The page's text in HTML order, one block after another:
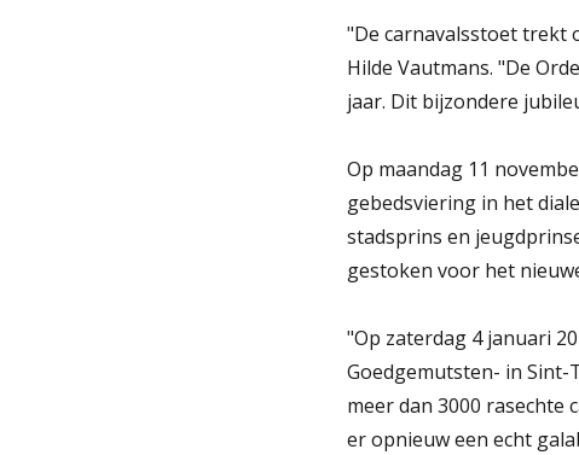
"De carnavalsstoet trekt
Hilde Vautmans. "De
jaar. Dit bijzondere
Op maandag 11
gebedsviering in het
stadsprins en
gestoken voor het
"Op zaterdag 4 januari
Goedgemutsten- in
meer dan 3000 rasechte
er opnieuw een echt